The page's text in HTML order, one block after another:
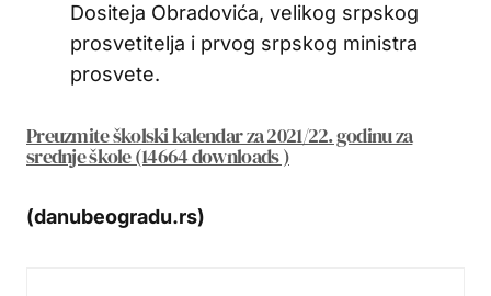
Dositeja Obradovića, velikog srpskog
prosvetitelja i prvog srpskog ministra
prosvete.
Preuzmite školski kalendar za 2021/22. godinu za
srednje škole (14664 downloads )
(danubeogradu.rs)